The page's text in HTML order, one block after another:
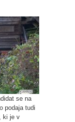
se na
podaja tudi
ki je v